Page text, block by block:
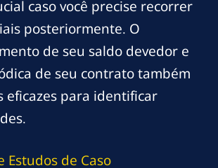
caso você precise recorrer
posteriormente. O
de seu saldo devedor e
de seu contrato também
eficazes para identificar
Estudos de Caso